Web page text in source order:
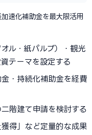
速化補助金を最大限活用
ル・紙パルプ）・観光
テーマを設定する
・持続化補助金を経費
階建て申請を検討する
得」など定量的な成果